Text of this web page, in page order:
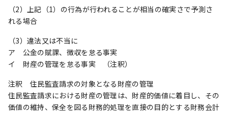
（2）上記（1）の行為が行われることが相当の確実さで予測さ
れる場合
（3）違法又は不当に
ア 公金の賦課、徴収を怠る事実
イ 財産の管理を怠る事実 （注釈）
注釈 住民監査請求の対象となる財産の管理
住民監査請求における財産の管理は、財産的価値に着目し、その
価値の維持、保全を図る財務的処理を直接の目的とする財務会計